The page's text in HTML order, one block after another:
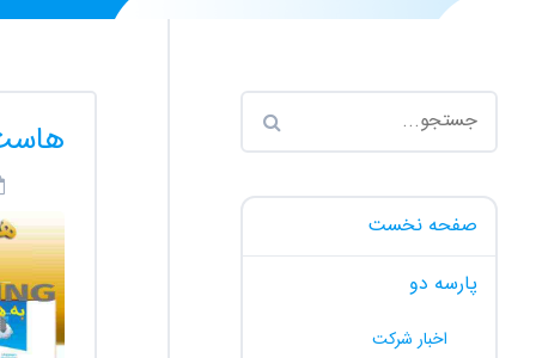
صفحه نخست
پارسه دو
اخبار شرکت